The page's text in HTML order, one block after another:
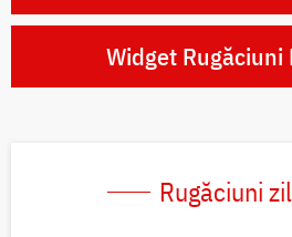
Widget Rugăciuni
Rugăciuni